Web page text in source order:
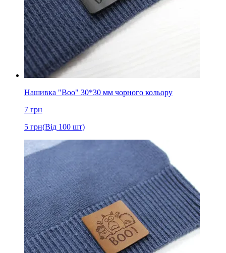
Нашивка "Boo" 30*30 мм чорного кольору
7 грн
5 грн(Від 100 шт)